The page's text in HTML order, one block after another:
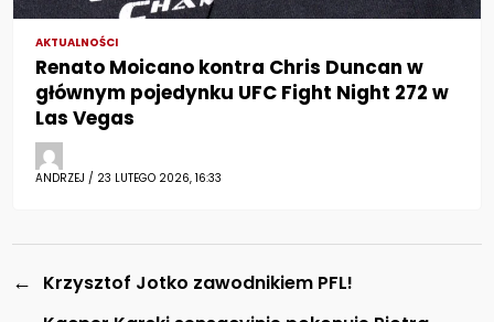
AKTUALNOŚCI
Renato Moicano kontra Chris Duncan w
głównym pojedynku UFC Fight Night 272 w
Las Vegas
ANDRZEJ / 23 LUTEGO 2026, 16:33
← Krzysztof Jotko zawodnikiem PFL!